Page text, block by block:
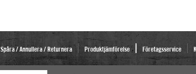
Spåra / Annullera / Returnera Produktjämförelse Företagsservice